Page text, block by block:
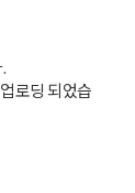
로딩 되었습